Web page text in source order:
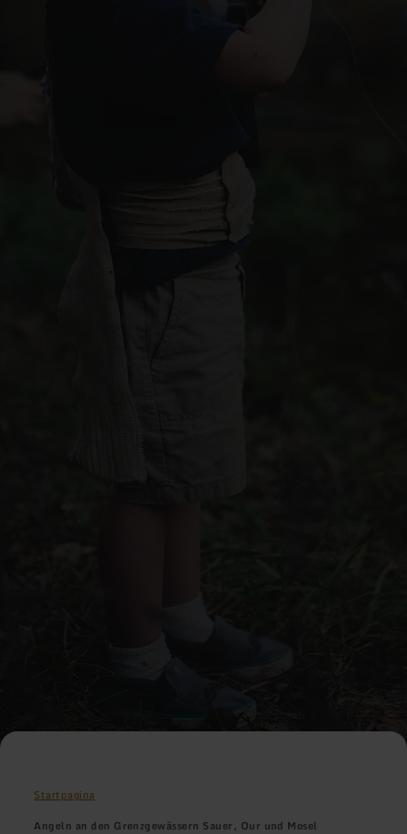
Startpagina
Angeln an den Grenzgewässern Sauer, Our und Mosel